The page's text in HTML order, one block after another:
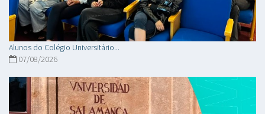
Alunos do Colégio Universitário...
07/08/2026